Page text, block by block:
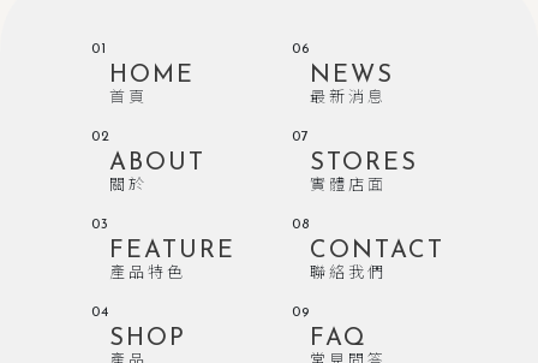
01
HOME
首頁
02
ABOUT
關於
03
FEATURE
產品特色
04
SHOP
06
NEWS
最新消息
07
STORES
實體店面
08
CONTACT
聯絡我們
09
FAQ